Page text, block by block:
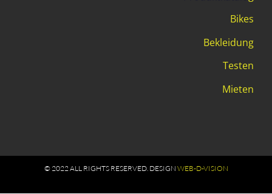
Bikes
Bekleidung
Testen
Mieten
© 2022 ALL RIGHTS RESERVED​. DESIGN WEB-D-VISION